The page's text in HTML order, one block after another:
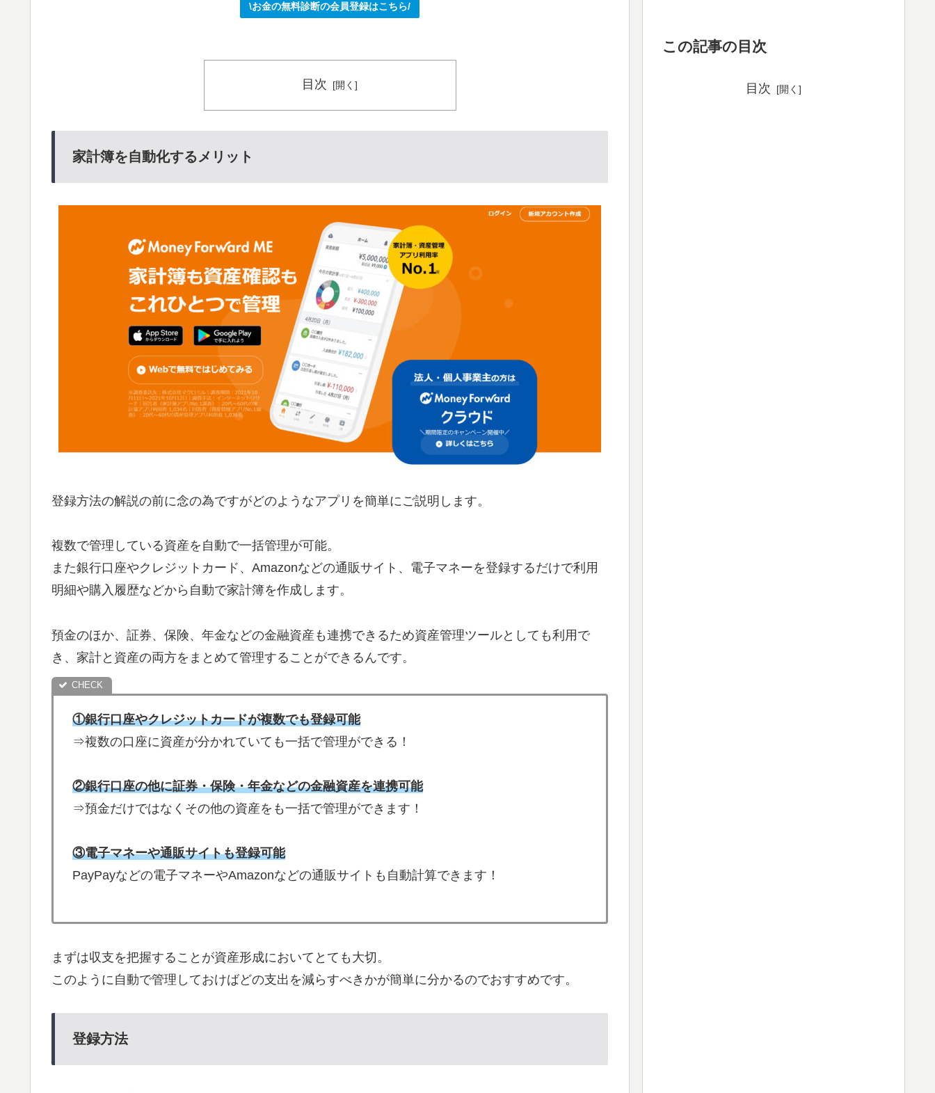
\お金の無料診断の会員登録はこちら/
目次
家計簿を自動化するメリット
登録方法の解説の前に念の為ですがどのようなアプリを簡単にご説明します。
複数で管理している資産を自動で一括管理が可能。
また銀行口座やクレジットカード、Amazonなどの通販サイト、電子マネーを登録するだけで利用
明細や購入履歴などから自動で家計簿を作成します。
預金のほか、証券、保険、年金などの金融資産も連携できるため資産管理ツールとしても利用で
き、家計と資産の両方をまとめて管理することができるんです。
①銀行口座やクレジットカードが複数でも登録可能
⇒複数の口座に資産が分かれていても一括で管理ができる！
②銀行口座の他に証券・保険・年金などの金融資産を連携可能
⇒預金だけではなくその他の資産をも一括で管理ができます！
③電子マネーや通販サイトも登録可能
PayPayなどの電子マネーやAmazonなどの通販サイトも自動計算できます！
まずは収支を把握することが資産形成においてとても大切。
このように自動で管理しておけばどの支出を減らすべきかが簡単に分かるのでおすすめです。
登録方法
この記事の目次
目次